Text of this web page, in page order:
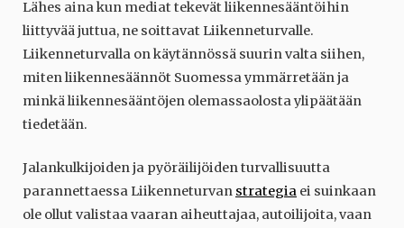
Lähes aina kun mediat tekevät liikennesääntöihin
liittyvää juttua, ne soittavat Liikenneturvalle.
Liikenneturvalla on käytännössä suurin valta siihen,
miten liikennesäännöt Suomessa ymmärretään ja
minkä liikennesääntöjen olemassaolosta ylipäätään
tiedetään.
Jalankulkijoiden ja pyöräilijöiden turvallisuutta
parannettaessa Liikenneturvan strategia ei suinkaan
ole ollut valistaa vaaran aiheuttajaa, autoilijoita, vaan